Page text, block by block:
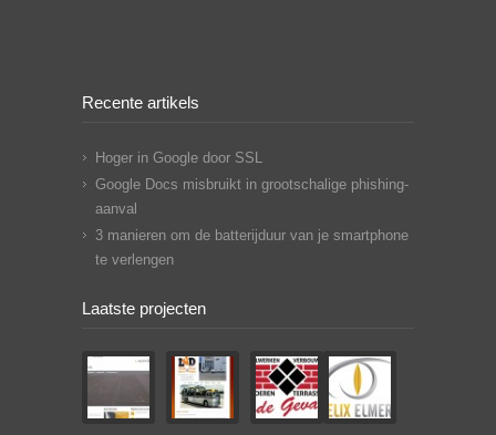
Recente artikels
Hoger in Google door SSL
Google Docs misbruikt in grootschalige phishing-
aanval
3 manieren om de batterijduur van je smartphone
te verlengen
Laatste projecten